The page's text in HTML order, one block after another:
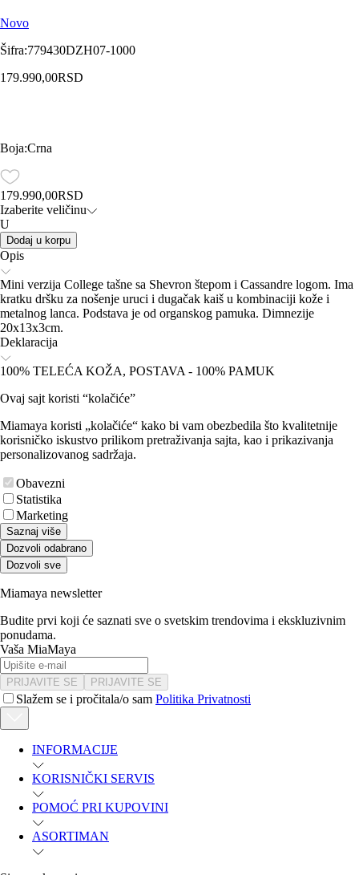
Novo
Šifra:779430DZH07-1000
179.990,00RSD
Boja:Crna
179.990,00RSD
Izaberite veličinu
U
Dodaj u korpu
Opis
Mini verzija College tašne sa Shevron štepom i Cassandre logom. Ima
kratku dršku za nošenje uruci i dugačak kaiš u kombinaciji kože i
metalnog lanca. Podstava je od organskog pamuka. Dimnezije
20x13x3cm.
Deklaracija
100% TELEĆA KOŽA, POSTAVA - 100% PAMUK
Ovaj sajt koristi “kolačiće”
Miamaya koristi „kolačiće“ kako bi vam obezbedila što kvalitetnije
korisničko iskustvo prilikom pretraživanja sajta, kao i prikazivanja
personalizovanog sadržaja.
Obavezni
Statistika
Marketing
Saznaj više
Dozvoli odabrano
Dozvoli sve
Miamaya newsletter
Budite prvi koji će saznati sve o svetskim trendovima i ekskluzivnim
ponudama.
Vaša MiaMaya
PRIJAVITE SE PRIJAVITE SE
Slažem se i pročitala/o sam Politika Privatnosti
INFORMACIJE
KORISNIČKI SERVIS
POMOĆ PRI KUPOVINI
ASORTIMAN